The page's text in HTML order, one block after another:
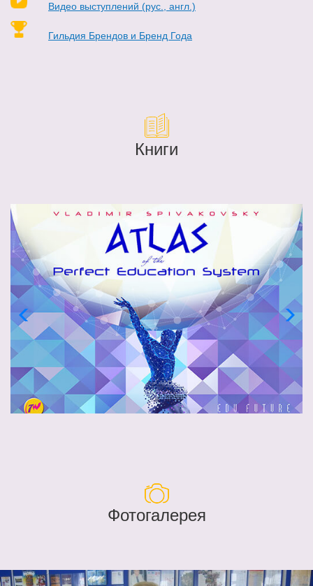
Видео выступлений (рус., англ.)
Гильдия Брендов и Бренд Года
Книги
Фотогалерея